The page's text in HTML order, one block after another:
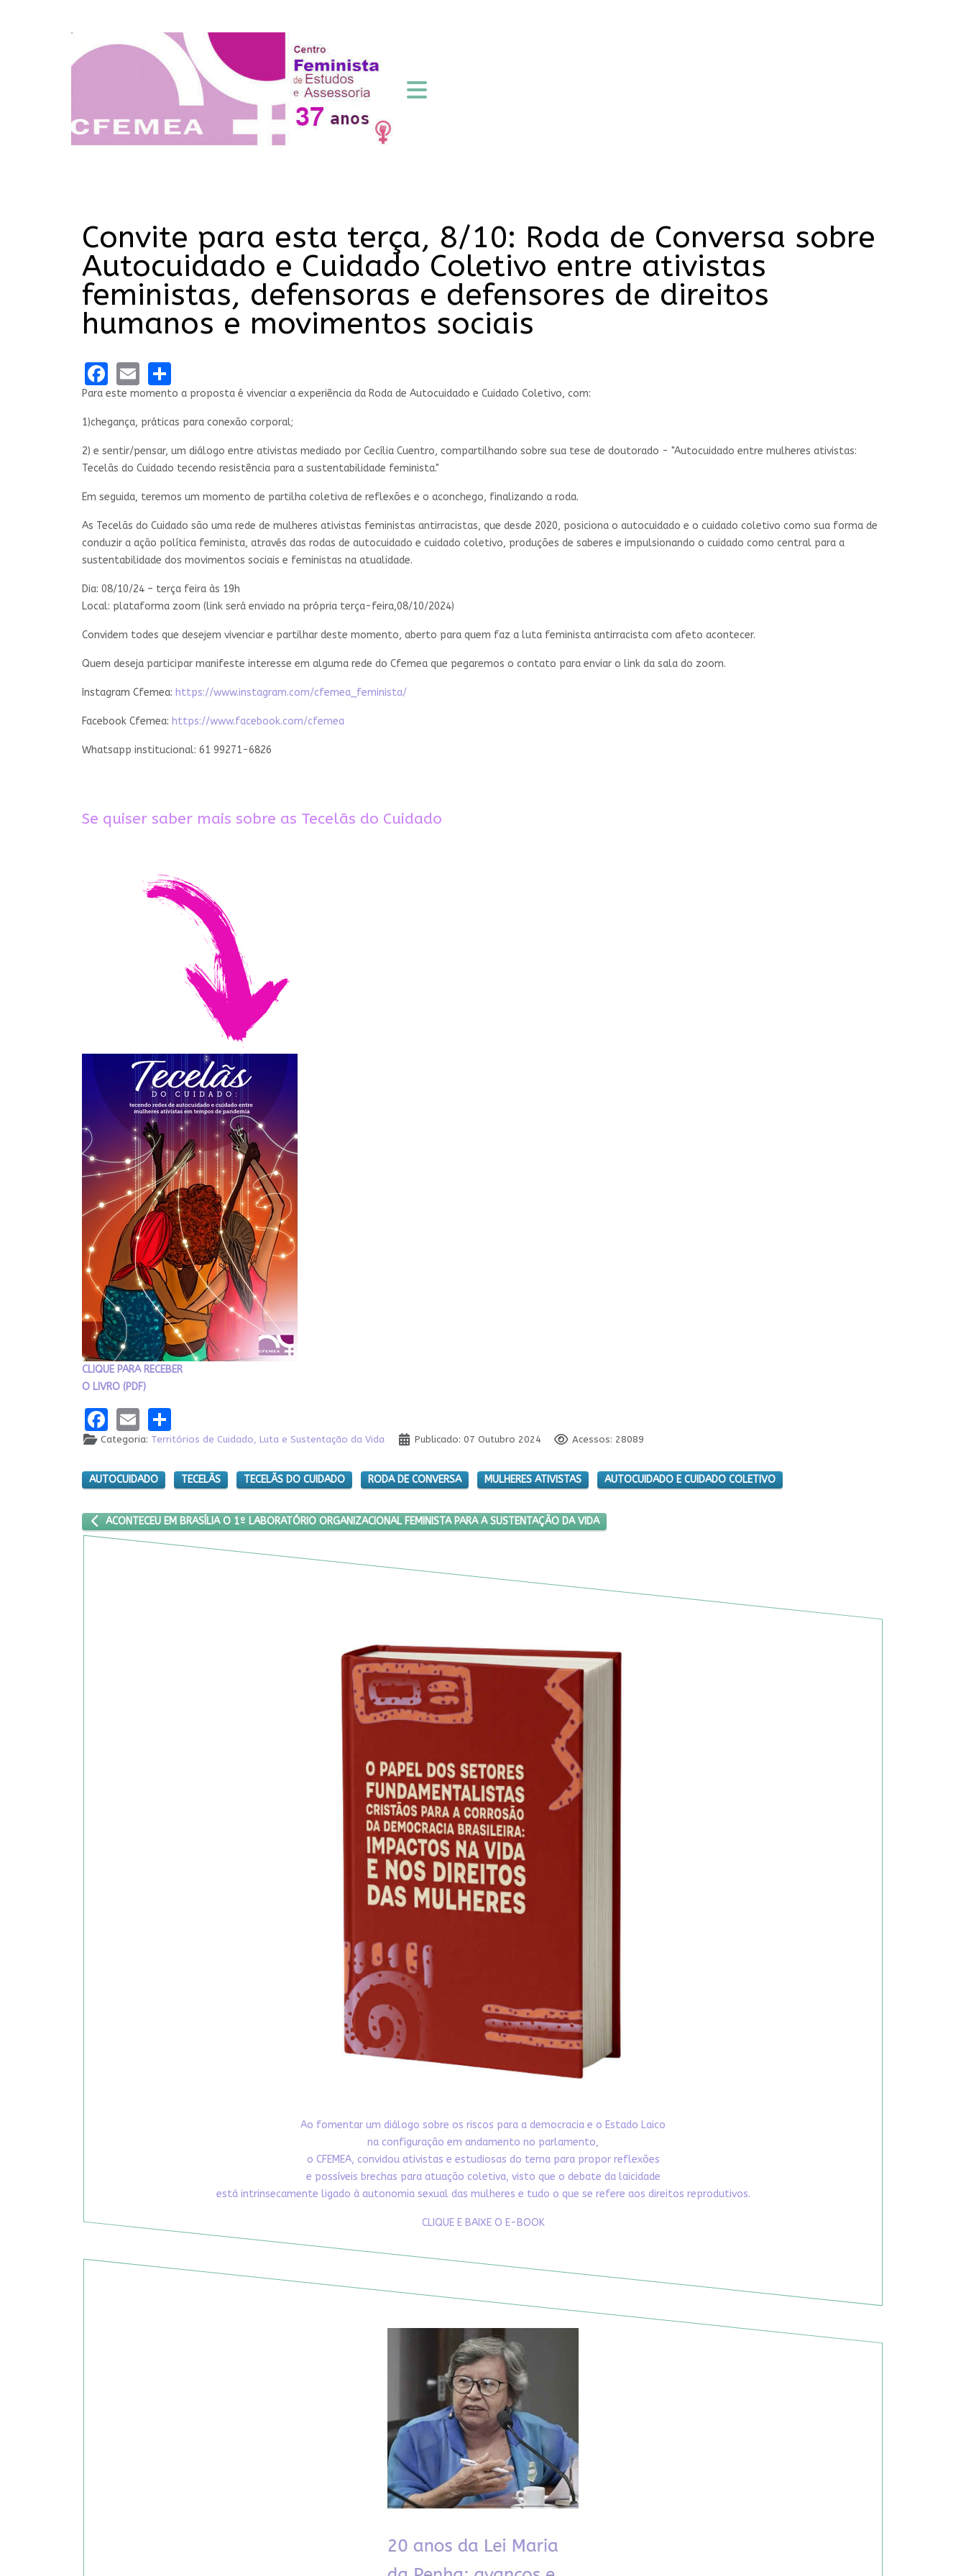
Convite para esta terça, 8/10: Roda de Conversa sobre
Autocuidado e Cuidado Coletivo entre ativistas
feministas, defensoras e defensores de direitos
humanos e movimentos sociais
Facebook
Email
Para este momento a proposta é vivenciar a experiência da Roda de Autocuidado e Cuidado Coletivo, com:
1)chegança, práticas para conexão corporal;
2) e sentir/pensar, um diálogo entre ativistas mediado por Cecília Cuentro, compartilhando sobre sua tese de doutorado - "Autocuidado entre mulheres ativistas:
Tecelãs do Cuidado tecendo resistência para a sustentabilidade feminista."
Em seguida, teremos um momento de partilha coletiva de reflexões e o aconchego, finalizando a roda.
As Tecelãs do Cuidado são uma rede de mulheres ativistas feministas antirracistas, que desde 2020, posiciona o autocuidado e o cuidado coletivo como sua forma de
conduzir a ação política feminista, através das rodas de autocuidado e cuidado coletivo, produções de saberes e impulsionando o cuidado como central para a
sustentabilidade dos movimentos sociais e feministas na atualidade.
Dia: 08/10/24 – terça feira às 19h
Local: plataforma zoom (link será enviado na própria terça-feira,08/10/2024)
Convidem todes que desejem vivenciar e partilhar deste momento, aberto para quem faz a luta feminista antirracista com afeto acontecer.
Quem deseja participar manifeste interesse em alguma rede do Cfemea que pegaremos o contato para enviar o link da sala do zoom.
Instagram Cfemea: https://www.instagram.com/cfemea_feminista/
Facebook Cfemea: https://www.facebook.com/cfemea
Whatsapp institucional: 61 99271-6826
Se quiser saber mais sobre as Tecelãs do Cuidado
CLIQUE PARA RECEBER
O LIVRO (PDF)
Facebook
Email
Categoria: Territórios de Cuidado, Luta e Sustentação da Vida Publicado: 07 Outubro 2024 Acessos: 28089
AUTOCUIDADO TECELÃS TECELÃS DO CUIDADO RODA DE CONVERSA MULHERES ATIVISTAS AUTOCUIDADO E CUIDADO COLETIVO
ARTIGO ANTERIOR: ACONTECEU EM BRASÍLIA O 1º LABORATÓRIO ORGANIZACIONAL FEMINISTA PARA A SUSTENTAÇÃO DA VIDA
ACONTECEU EM BRASÍLIA O 1º LABORATÓRIO ORGANIZACIONAL FEMINISTA PARA A SUSTENTAÇÃO DA VIDA
Ao fomentar um diálogo sobre os riscos para a democracia e o Estado Laico
na configuração em andamento no parlamento,
o CFEMEA, convidou ativistas e estudiosas do tema para propor reflexões
e possíveis brechas para atuação coletiva, visto que o debate da laicidade
está intrinsecamente ligado à autonomia sexual das mulheres e tudo o que se refere aos direitos reprodutivos.
CLIQUE E BAIXE O E-BOOK